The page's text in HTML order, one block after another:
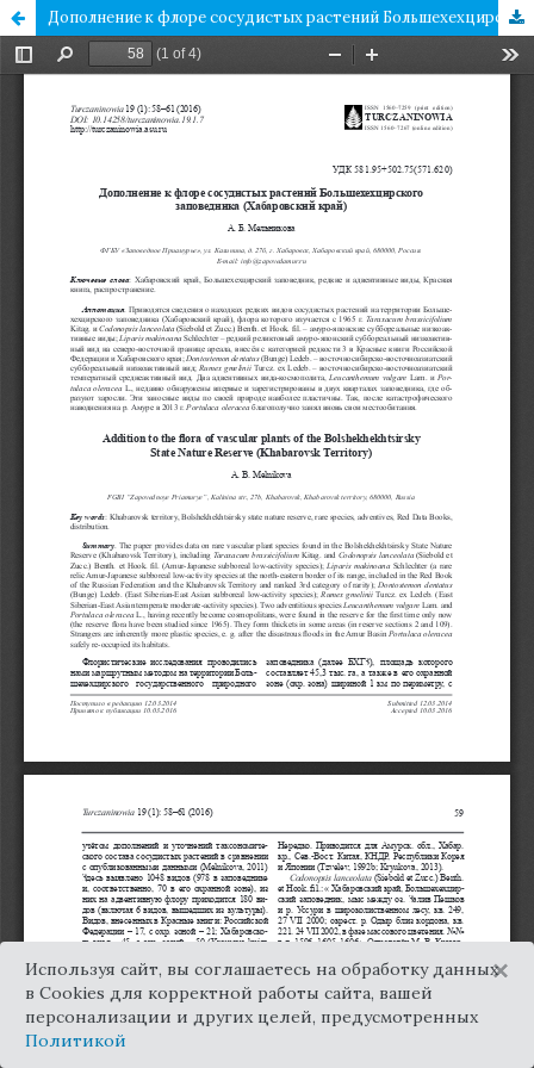
Дополнение к флоре сосудистых растений Большехехцирского заповедника (Хабаровский край)
Используя сайт, вы соглашаетесь на обработку данных
в Cookies для корректной работы сайта, вашей
персонализации и других целей, предусмотренных
Политикой
×